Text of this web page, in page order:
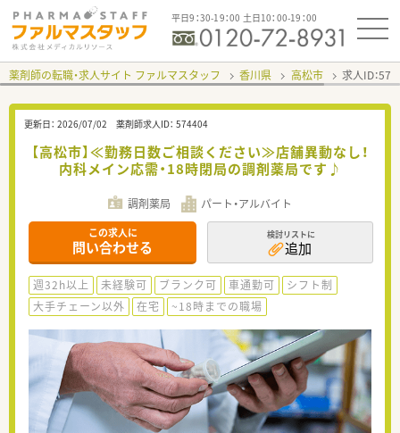
平日9：30-19：00 土日10：00-19：00
薬剤師の転職・求人サイト ファルマスタッフ 香川県 高松市 求人ID：
更新日： 2026/07/02 薬剤師求人ID： 574404
【高松市】≪勤務日数ご相談ください≫店舗異動なし！
内科メイン応需・18時閉局の調剤薬局です♪
調剤薬局 パート・アルバイト
この求人に
問い合わせる
検討リストに
追加
週32h以上 未経験可 ブランク可 車通勤可
シフト制
大手チェーン以外
在宅 ~18時までの職場